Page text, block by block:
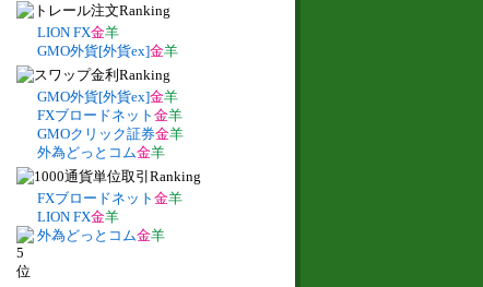
LION FX金羊
GMO外貨[外貨ex]金羊
GMO外貨[外貨ex]金羊
FXブロードネット 金羊
GMOクリック証券金羊
外為どっとコム金羊
FXブロードネット 金羊
LION FX金羊
外為どっとコム金羊